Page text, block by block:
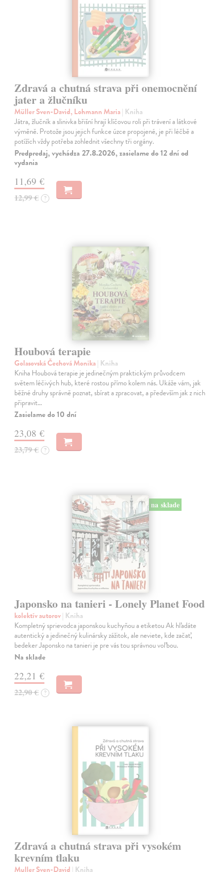
Zdravá a chutná strava při onemocnění
jater a žlučníku
Müller Sven-David, Lohmann Maria| Kniha
Játra, žlučník a slinivka břišní hrají klíčovou roli při trávení a látkové
výměně. Protože jsou jejich funkce úzce propojené, je při léčbě a
potížích vždy potřeba zohlednit všechny tři orgány.
Predpredaj, vychádza 27.8.2026, zasielame do 12 dní od
vydania
11,69 €
12,99 € ?
Houbová terapie
Golasovská Čechová Monika| Kniha
Kniha Houbová terapie je jedinečným praktickým průvodcem
světem léčivých hub, které rostou přímo kolem nás. Ukáže vám, jak
běžné druhy správně poznat, sbírat a zpracovat, a především jak z nich
připravit…
Zasielame do 10 dní
23,08 €
23,79 € ?
na sklade
Japonsko na tanieri - Lonely Planet Food
kolektív autorov| Kniha
Kompletný sprievodca japonskou kuchyňou a etiketou Ak hľadáte
autentický a jedinečný kulinársky zážitok, ale neviete, kde začať,
bedeker Japonsko na tanieri je pre vás tou správnou voľbou.
Na sklade
22,21 €
22,90 € ?
Zdravá a chutná strava při vysokém
krevním tlaku
Muller Sven-David | Kniha